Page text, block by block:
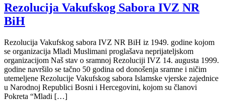
Rezolucija Vakufskog Sabora IVZ NR
BiH
Rezolucija Vakufskog sabora IVZ NR BiH iz 1949. godine kojom
se organizacija Mladi Muslimani proglašava neprijateljskom
organizacijom Naš stav o sramnoj Rezoluciji IVZ 14. augusta 1999.
godine navršilo se tačno 50 godina od donošenja sramne i ničim
utemeljene Rezolucije Vakufskog sabora Islamske vjerske zajednice
u Narodnoj Republici Bosni i Hercegovini, kojom su članovi
Pokreta “Mladi […]